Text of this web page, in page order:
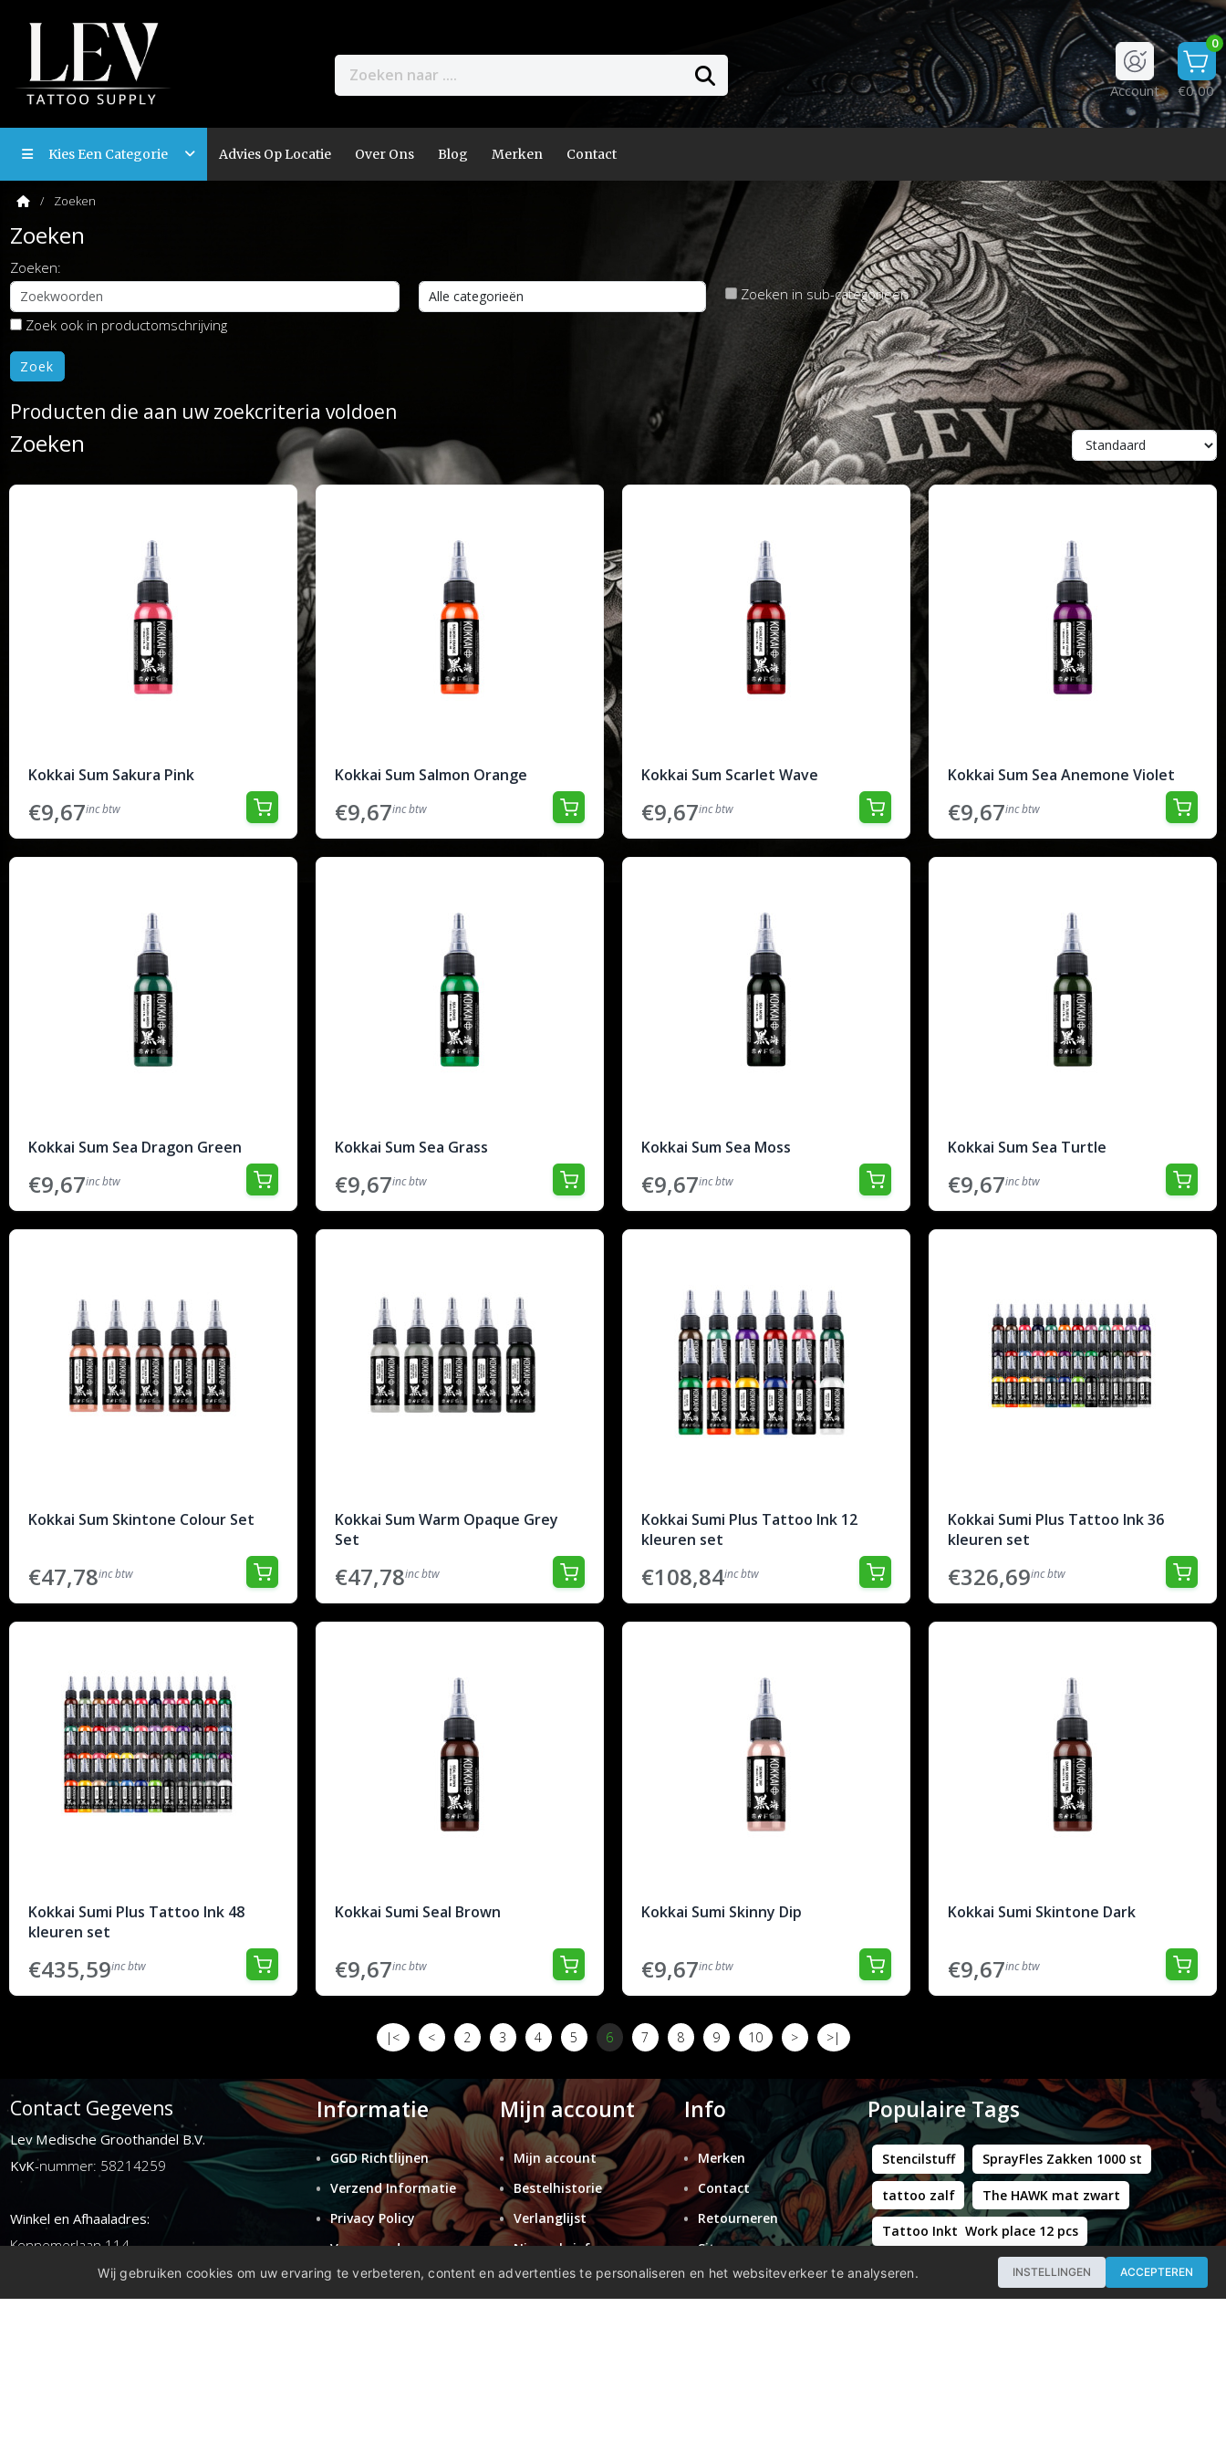
0
€0,00
Account
Kies Een Categorie Advies Op Locatie Over Ons Blog Merken Contact
Zoeken
Zoeken
Zoeken:
Zoeken in sub-categorieën
Zoek ook in productomschrijving
Producten die aan uw zoekcriteria voldoen
Zoeken
Kokkai Sum Sakura Pink
€9,67inc btw
Kokkai Sum Salmon Orange
€9,67inc btw
Kokkai Sum Scarlet Wave
€9,67inc btw
Kokkai Sum Sea Anemone Violet
€9,67inc btw
Kokkai Sum Sea Dragon Green
€9,67inc btw
Kokkai Sum Sea Grass
€9,67inc btw
Kokkai Sum Sea Moss
€9,67inc btw
Kokkai Sum Sea Turtle
€9,67inc btw
Kokkai Sum Skintone Colour Set
€47,78inc btw
Kokkai Sum Warm Opaque Grey
Set
€47,78inc btw
Kokkai Sumi Plus Tattoo Ink 12
kleuren set
€108,84inc btw
Kokkai Sumi Plus Tattoo Ink 36
kleuren set
€326,69inc btw
Kokkai Sumi Plus Tattoo Ink 48
kleuren set
€435,59inc btw
Kokkai Sumi Seal Brown
€9,67inc btw
Kokkai Sumi Skinny Dip
€9,67inc btw
Kokkai Sumi Skintone Dark
€9,67inc btw
|< < 2 3 4 5 6 7 8 9 10 > >|
Contact Gegevens
Lev Medische Groothandel B.V.
KvK-nummer: 58214259
Winkel en Afhaaladres:
Kennemerlaan 114
1972ER ijmuiden
Informatie
GGD Richtlijnen
Verzend Informatie
Privacy Policy
Voorwaarden
Retouren
Mijn account
Mijn account
Bestelhistorie
Verlanglijst
Nieuwsbrief
Info
Merken
Contact
Retourneren
Sitemap
Populaire Tags
Stencilstuff SprayFles Zakken 1000 st
tattoo zalf The HAWK mat zwart
Tattoo Inkt Work place 12 pcs
Hustle Butter Deluxe Zakjes
Professional - Workstation Pro - Matt Black
Wij gebruiken cookies om uw ervaring te verbeteren, content en advertenties te personaliseren en het websiteverkeer te analyseren. INSTELLINGEN ACCEPTEREN